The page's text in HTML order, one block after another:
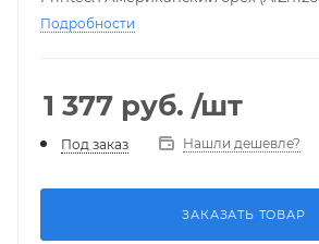
Подробности
1 377 руб. /шт
Под заказ Нашли дешевле?
ЗАКАЗАТЬ ТОВАР